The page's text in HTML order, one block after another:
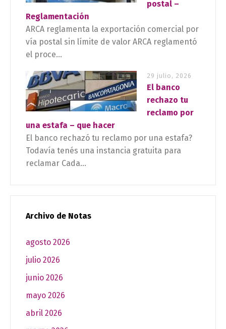
postal –
Reglamentación
ARCA reglamenta la exportación comercial por
vía postal sin límite de valor ARCA reglamentó
el proce...
29 julio, 2026
El banco
rechazo tu
reclamo por
una estafa – que hacer
El banco rechazó tu reclamo por una estafa?
Todavía tenés una instancia gratuita para
reclamar Cada...
Archivo de Notas
agosto 2026
julio 2026
junio 2026
mayo 2026
abril 2026